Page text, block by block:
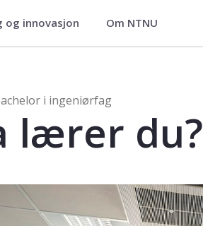
og innovasjon Om NTNU
i ingeniørfag
lærer du?